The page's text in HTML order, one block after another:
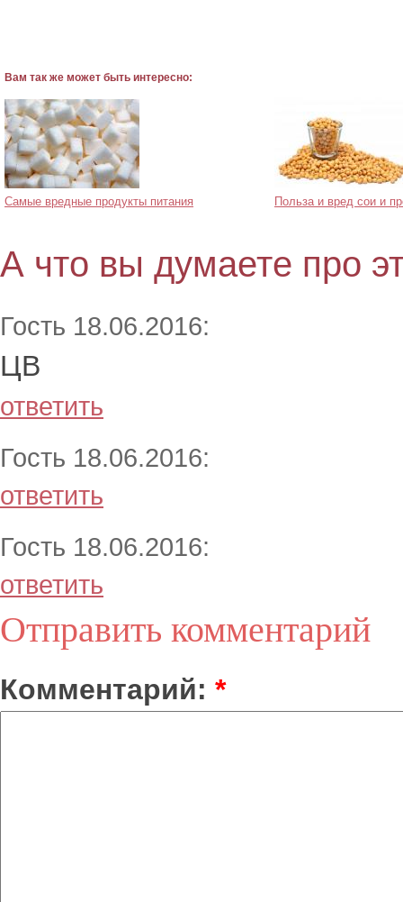
Вам так же может быть интересно:
Самые вредные продукты питания Польза и вред сои и
А что вы думаете про
Гость 18.06.2016:
ЦВ
ответить
Гость 18.06.2016:
ответить
Гость 18.06.2016:
ответить
Отправить комментарий
Комментарий: *